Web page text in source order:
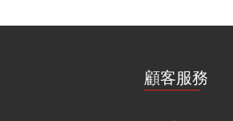
顧客服務